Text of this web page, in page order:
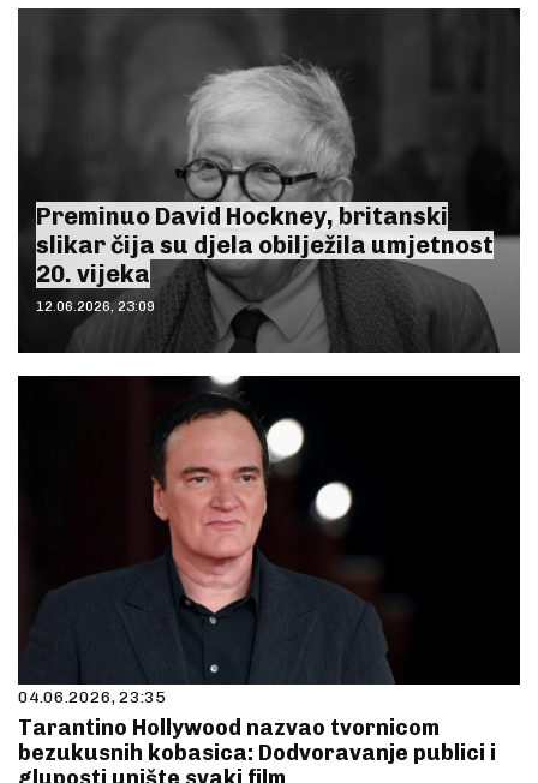
Preminuo David Hockney, britanski
slikar čija su djela obilježila umjetnost
20. vijeka
12.06.2026, 23:09
04.06.2026, 23:35
Tarantino Hollywood nazvao tvornicom
bezukusnih kobasica: Dodvoravanje publici i